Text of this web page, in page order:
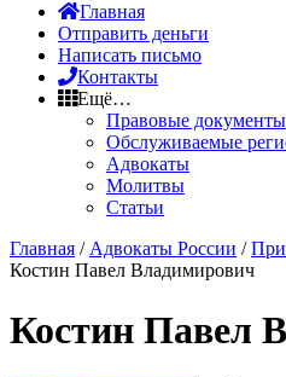
Главная
Отправить деньги
Написать письмо
Контакты
Ещё…
Правовые документы
Обслуживаемые
Адвокаты
Молитвы
Статьи
Главная / Адвокаты России /
Костин Павел Владимирович
Костин Павел